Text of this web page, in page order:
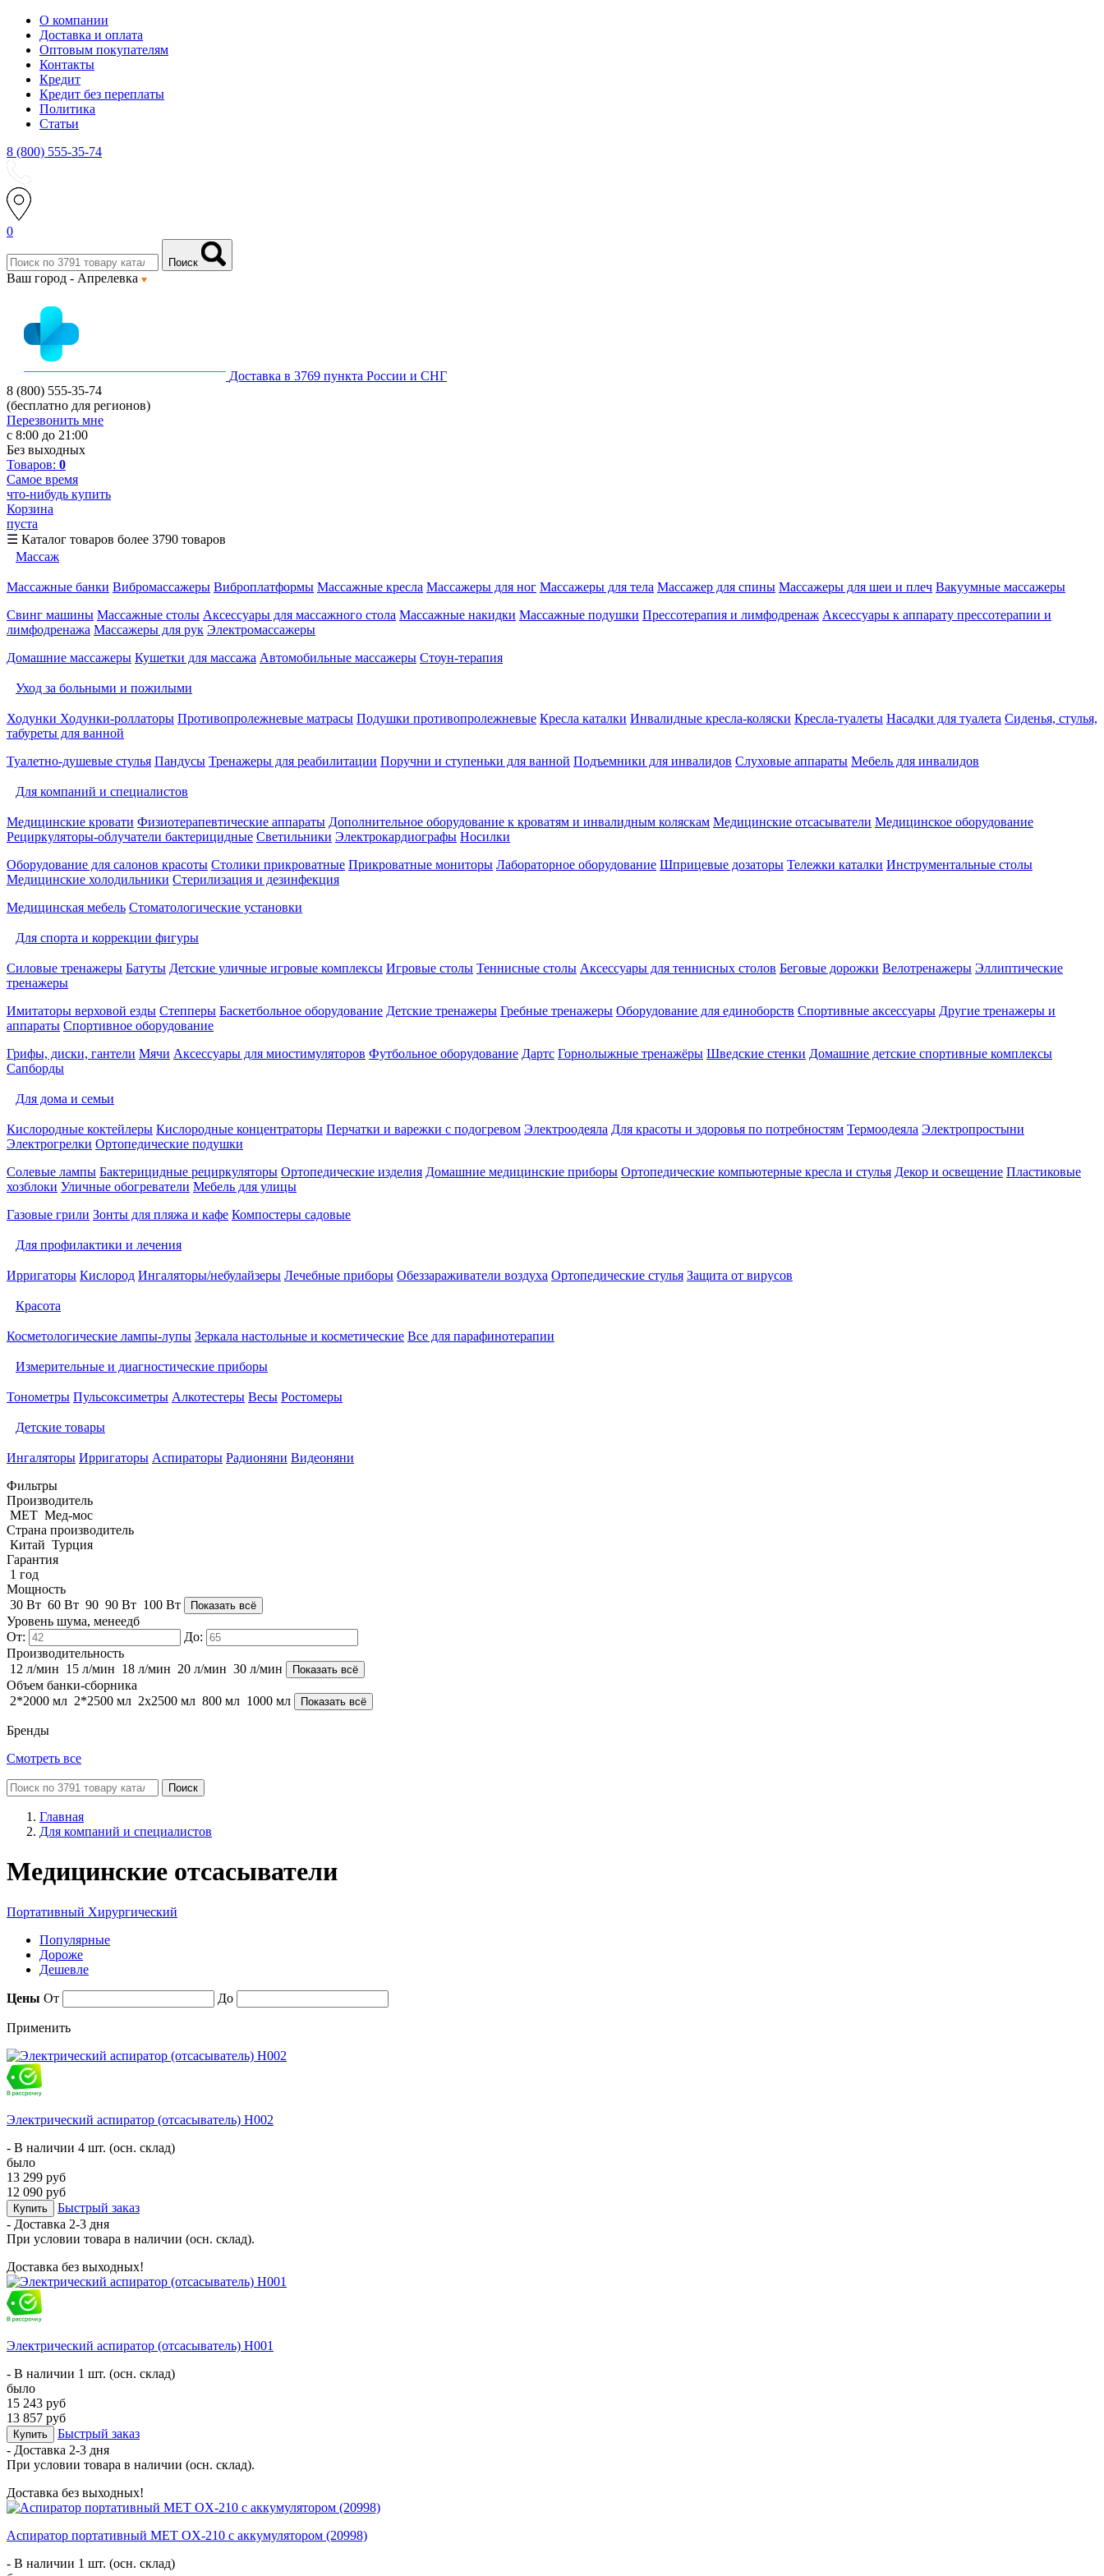
О компании
Доставка и оплата
Оптовым покупателям
Контакты
Кредит
Кредит без переплаты
Политика
Статьи
8 (800) 555-35-74
0
Поиск
Ваш город - Апрелевка
Доставка в 3769 пункта России и СНГ
8 (800) 555-35-74
(бесплатно для регионов)
Перезвонить мне
с 8:00 до 21:00
Без выходных
Товаров: 0
Самое время
что-нибудь купить
Корзина
пуста
☰ Каталог товаров более 3790 товаров
Массаж
Массажные банки Вибромассажеры Виброплатформы Массажные кресла Массажеры для ног Массажеры для тела Массажер для спины Массажеры для шеи и плеч Вакуумные массажеры
Свинг машины Массажные столы Аксессуары для массажного стола Массажные накидки Массажные подушки Прессотерапия и лимфодренаж Аксессуары к аппарату прессотерапии и
лимфодренажа Массажеры для рук Электромассажеры
Домашние массажеры Кушетки для массажа Автомобильные массажеры Стоун-терапия
Уход за больными и пожилыми
Ходунки Ходунки-роллаторы Противопролежневые матрасы Подушки противопролежневые Кресла каталки Инвалидные кресла-коляски Кресла-туалеты Насадки для туалета Сиденья, стулья,
табуреты для ванной
Туалетно-душевые стулья Пандусы Тренажеры для реабилитации Поручни и ступеньки для ванной Подъемники для инвалидов Слуховые аппараты Мебель для инвалидов
Для компаний и специалистов
Медицинские кровати Физиотерапевтические аппараты Дополнительное оборудование к кроватям и инвалидным коляскам Медицинские отсасыватели Медицинское оборудование
Рециркуляторы-облучатели бактерицидные Светильники Электрокардиографы Носилки
Оборудование для салонов красоты Столики прикроватные Прикроватные мониторы Лабораторное оборудование Шприцевые дозаторы Тележки каталки Инструментальные столы
Медицинские холодильники Стерилизация и дезинфекция
Медицинская мебель Стоматологические установки
Для спорта и коррекции фигуры
Силовые тренажеры Батуты Детские уличные игровые комплексы Игровые столы Теннисные столы Аксессуары для теннисных столов Беговые дорожки Велотренажеры Эллиптические
тренажеры
Имитаторы верховой езды Степперы Баскетбольное оборудование Детские тренажеры Гребные тренажеры Оборудование для единоборств Спортивные аксессуары Другие тренажеры и
аппараты Спортивное оборудование
Грифы, диски, гантели Мячи Аксессуары для миостимуляторов Футбольное оборудование Дартс Горнолыжные тренажёры Шведские стенки Домашние детские спортивные комплексы
Сапборды
Для дома и семьи
Кислородные коктейлеры Кислородные концентраторы Перчатки и варежки с подогревом Электроодеяла Для красоты и здоровья по потребностям Термоодеяла Электропростыни
Электрогрелки Ортопедические подушки
Солевые лампы Бактерицидные рециркуляторы Ортопедические изделия Домашние медицинские приборы Ортопедические компьютерные кресла и стулья Декор и освещение Пластиковые
хозблоки Уличные обогреватели Мебель для улицы
Газовые грили Зонты для пляжа и кафе Компостеры садовые
Для профилактики и лечения
Ирригаторы Кислород Ингаляторы/небулайзеры Лечебные приборы Обеззараживатели воздуха Ортопедические стулья Защита от вирусов
Красота
Косметологические лампы-лупы Зеркала настольные и косметические Все для парафинотерапии
Измерительные и диагностические приборы
Тонометры Пульсоксиметры Алкотестеры Весы Ростомеры
Детские товары
Ингаляторы Ирригаторы Аспираторы Радионяни Видеоняни
Фильтры
Производитель
MET Мед-мос
Страна производитель
Китай Турция
Гарантия
1 год
Мощность
30 Вт 60 Вт 90 90 Вт 100 Вт Показать всё
Уровень шума, менеедб
От:
До:
Производительность
12 л/мин 15 л/мин 18 л/мин 20 л/мин 30 л/мин Показать всё
Объем банки-сборника
2*2000 мл 2*2500 мл 2x2500 мл 800 мл 1000 мл Показать всё
Бренды
Смотреть все
Поиск
Главная
Для компаний и специалистов
Медицинские отсасыватели
Портативный Хирургический
Популярные
Дороже
Дешевле
Цены От До
Применить
Электрический аспиратор (отсасыватель) Н002
- В наличии 4 шт. (осн. склад)
было
13 299 руб
12 090 руб
Купить
Быстрый заказ
- Доставка 2-3 дня
При условии товара в наличии (осн. склад).
Доставка без выходных!
Электрический аспиратор (отсасыватель) Н001
- В наличии 1 шт. (осн. склад)
было
15 243 руб
13 857 руб
Купить
Быстрый заказ
- Доставка 2-3 дня
При условии товара в наличии (осн. склад).
Доставка без выходных!
Аспиратор портативный MET OX-210 с аккумулятором (20998)
- В наличии 1 шт. (осн. склад)